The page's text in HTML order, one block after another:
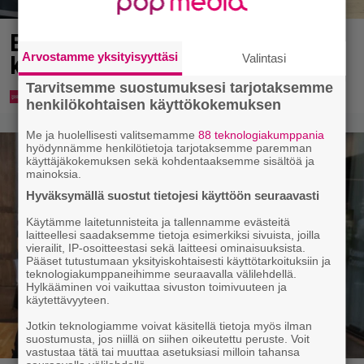
Eppu Normaalin viimeinen
konsertti esitetään Ylellä
Arvostamme yksityisyyttäsi Valintasi
Tarvitsemme suostumuksesi tarjotaksemme
henkilökohtaisen käyttökokemuksen
Me ja huolellisesti valitsemamme88 teknologiakumppania
hyödynnämme henkilötietoja tarjotaksemme paremman
käyttäjäkokemuksen sekä kohdentaaksemme sisältöä ja
mainoksia.
Hyväksymällä suostut tietojesi käyttöön seuraavasti
Käytämme laitetunnisteita ja tallennamme evästeitä
laitteellesi saadaksemme tietoja esimerkiksi sivuista, joilla
vierailit, IP-osoitteestasi sekä laitteesi ominaisuuksista.
Pääset tutustumaan yksityiskohtaisesti käyttötarkoituksiin ja
teknologiakumppaneihimme seuraavalla välilehdellä.
Hylkääminen voi vaikuttaa sivuston toimivuuteen ja
käytettävyyteen.
Jotkin teknologiamme voivat käsitellä tietoja myös ilman
suostumusta, jos niillä on siihen oikeutettu peruste. Voit
vastustaa tätä tai muuttaa asetuksiasi milloin tahansa